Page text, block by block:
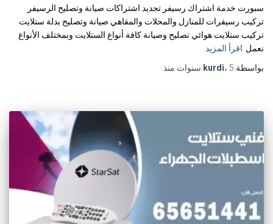
سبورت خدمة اشتراك رسيفر تجديد اشتراكات صيانة وتصليح الرسيفر
تركيب رسيفرات للمنازل والمحلات والمقاهي صيانة وتصليح بدلة ستلايت
تركيب ستلايت هوائي تصليح وصيانة كافة أنواع الستلايت وبمختلف الأنواع
نعمل اقرأ المزيد
بواسطة
kurdi، 5 سنوات منذ